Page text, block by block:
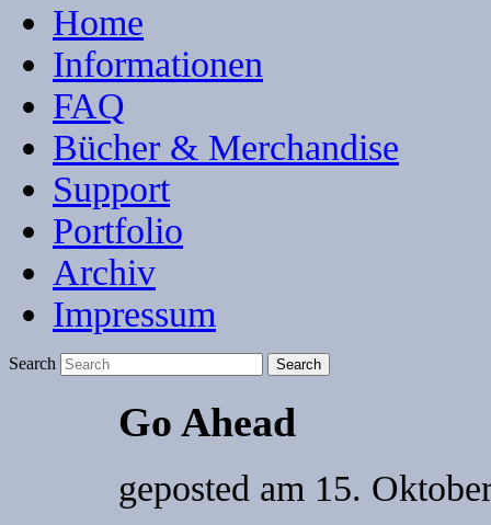
Home
Informationen
FAQ
Bücher & Merchandise
Support
Portfolio
Archiv
Impressum
Search
Go Ahead
geposted am 15.